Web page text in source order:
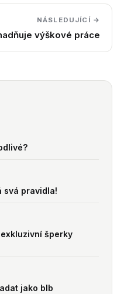
NÁSLEDUJÍCÍ →
výškové práce
svá pravidla!
šperky
jako blb